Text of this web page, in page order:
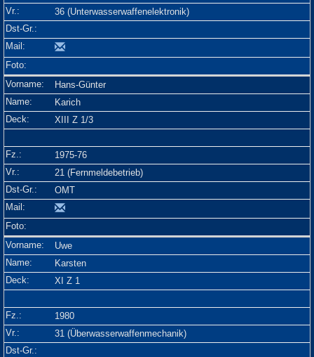
36 (Unterwasserwaffenelektronik)
Hans-Günter
Karich
XIII Z 1/3
1975-76
21 (Fernmeldebetrieb)
OMT
Uwe
Karsten
XI Z 1
1980
31 (Überwasserwaffenmechanik)